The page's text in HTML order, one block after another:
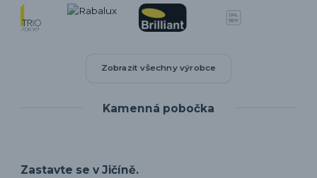
Zobrazit všechny výrobce
Kamenná pobočka
Zastavte se v Jičíně.